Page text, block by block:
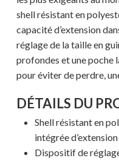
shell résistant en
capacité d’extension
réglage de la taille en
profondes et une poche
pour éviter de perdre,
DÉTAILS DU
Shell résistant en
intégrée
Dispositif de